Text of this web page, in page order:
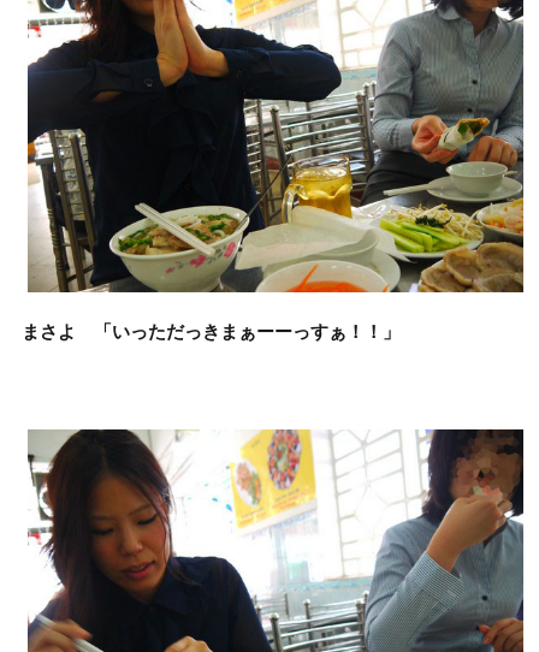
まさよ 「いっただっきまぁーーっすぁ！！」